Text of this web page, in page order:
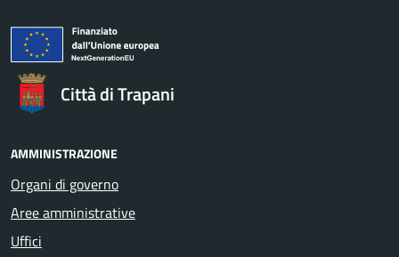
Città di Trapani
AMMINISTRAZIONE
Organi di governo
Aree amministrative
Uffici